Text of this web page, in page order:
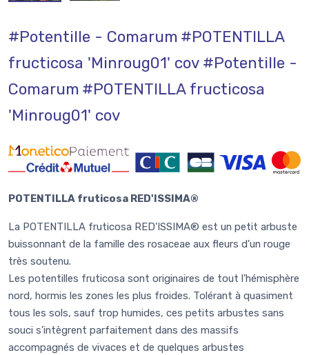
#Potentille - Comarum #POTENTILLA
fructicosa 'Minroug01' cov #Potentille -
Comarum #POTENTILLA fructicosa
'Minroug01' cov
POTENTILLA fruticosa RED'ISSIMA®
La POTENTILLA fruticosa RED'ISSIMA® est un petit arbuste
buissonnant de la famille des rosaceae aux fleurs d'un rouge
très soutenu.
Les potentilles fruticosa sont originaires de tout l'hémisphère
nord, hormis les zones les plus froides. Tolérant à quasiment
tous les sols, sauf trop humides, ces petits arbustes sans
souci s'intègrent parfaitement dans des massifs
accompagnés de vivaces et de quelques arbustes